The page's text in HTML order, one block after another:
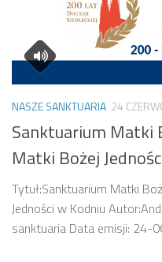
NASZE SANKTUARIA 24
Sanktuarium Matki
Matki Bożej
Tytuł:Sanktuarium Matki
Jedności w Kodniu
sanktuaria Data emisji: 24-